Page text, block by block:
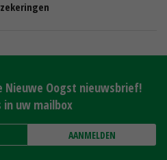
Nieuwe Oogst nieuwsbrief!
in uw mailbox
AANMELDEN